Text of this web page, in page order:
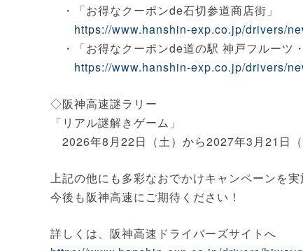
・「お得なクーポンde石切参道商店街」
https://www.hanshin-exp.co.jp/drivers/
・「お得なクーポンde道の駅 神戸フルーツ
https://www.hanshin-exp.co.jp/drivers/
◇阪神高速謎ラリー
「リアル謎解きゲーム」
2026年8月22日（土）から2027年3月21日
上記の他にも多彩なおでかけキャンペーンを実
今後も阪神高速にご期待ください！
詳しくは、阪神高速ドライバーズサイトへ